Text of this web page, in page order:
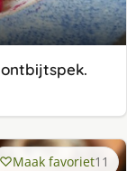
Maak favoriet11